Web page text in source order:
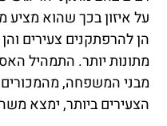
על איזון בכך שהוא מציע
הן להרפתקנים צעירים
מתונות יותר. התמהיל
מבני המשפחה, מהמכורים
הצעירים ביותר, ימצא